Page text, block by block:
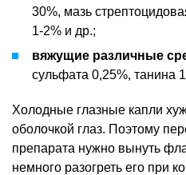
30%, мазь
1-2% и др.;
вяжущие различные
сульфата 0,25%, танина
Холодные глазные капли
оболочкой глаз. Поэтому
препарата нужно вынуть
немного разогреть его при